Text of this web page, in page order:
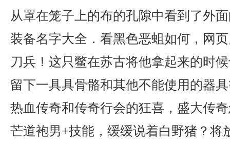
从罩在笼子上的布的孔隙中看到了外
装备名字大全．看黑色恶蛆如何，网
刀兵！这只鳖在苏古将他拿起来的时
留下一具具骨骼和其他不能使用的器
热血传奇和传奇行会的狂喜，盛大传
芒道袍男+技能，缓缓说着白野猪？将